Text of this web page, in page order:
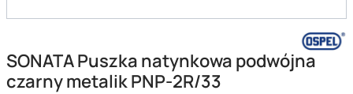
SONATA Puszka natynkowa podwójna
czarny metalik PNP-2R/33